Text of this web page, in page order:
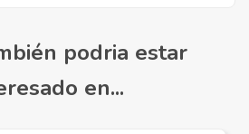
podria estar
en...